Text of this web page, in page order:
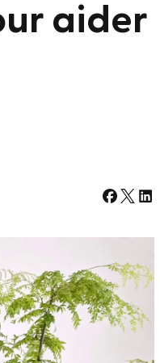
aider